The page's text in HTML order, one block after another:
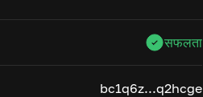
सफलता
bc1q6z...q2hcge